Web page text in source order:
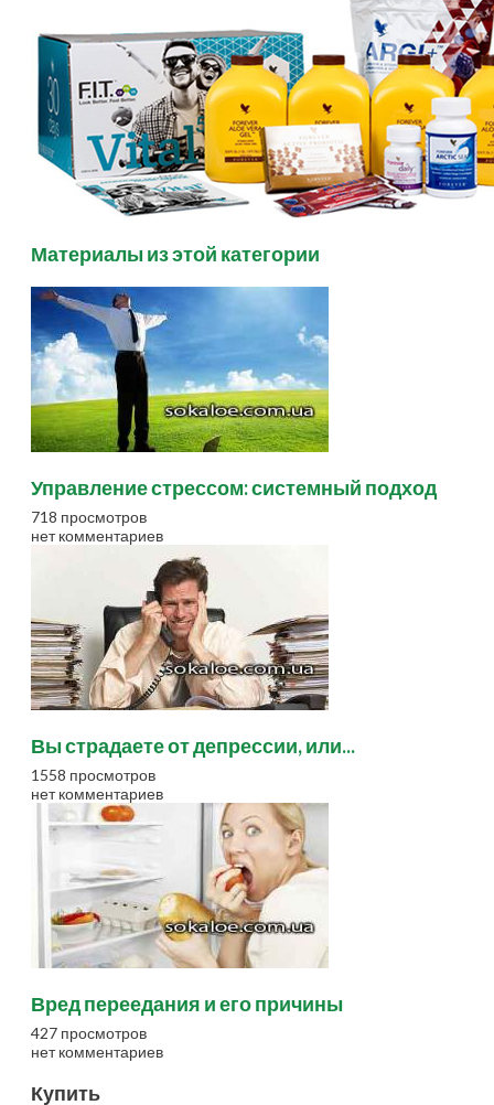
Материалы из этой категории
Управление стрессом: системный подход
718 просмотров
нет комментариев
Вы страдаете от депрессии, или...
1558 просмотров
нет комментариев
Вред переедания и его причины
427 просмотров
нет комментариев
Купить